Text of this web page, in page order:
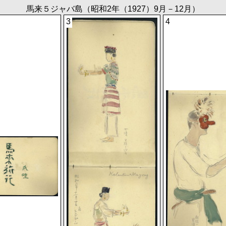
馬来５ジャバ島（昭和2年（1927）9月－12月）
3
4